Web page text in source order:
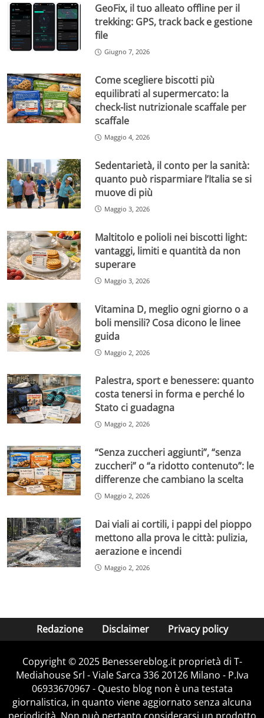
GeoFix, il tuo alleato offline per il
trekking: GPS, track back e gestione
file
Giugno 7, 2026
Come scegliere biscotti più
equilibrati al supermercato: la
check-list nutrizionale scaffale per
scaffale
Maggio 4, 2026
Sedentarietà, il conto per la sanità:
quanto può risparmiare l’Italia se si
muove di più
Maggio 3, 2026
Maltitolo e polioli nei biscotti light:
vantaggi, limiti e quantità da non
superare
Maggio 3, 2026
Vitamina D, meglio ogni giorno o a
boli mensili? Cosa dicono le linee
guida
Maggio 2, 2026
Palestra, sport e benessere: quanto
costa tenersi in forma e perché lo
Stato ci guadagna
Maggio 2, 2026
“Senza zuccheri aggiunti”, “senza
zuccheri” o “a ridotto contenuto”: le
differenze che cambiano la scelta
Maggio 2, 2026
Dai viali ai cortili, i pappi del pioppo
mettono alla prova le città: pulizia,
aerazione e incendi
Maggio 2, 2026
Redazione Disclaimer Privacy policy
Copyright © 2025 Benessereblog.it proprietà di T-
Mediahouse Srl - Viale Sarca 336 20126 Milano - P.Iva
06933670967 - Questo blog non è una testata
giornalistica, in quanto viene aggiornato senza alcuna